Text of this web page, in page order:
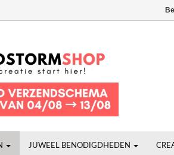
JUWEEL BENODIGDHEDEN